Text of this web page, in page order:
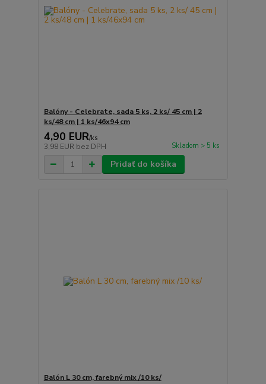
Balóny - Celebrate, sada 5 ks, 2 ks/ 45 cm | 2
ks/48 cm | 1 ks/46x94 cm
4,90 EUR/ks
3,98 EUR bez DPH Skladom > 5 ks
Pridať do košíka
Balón L 30 cm, farebný mix /10 ks/